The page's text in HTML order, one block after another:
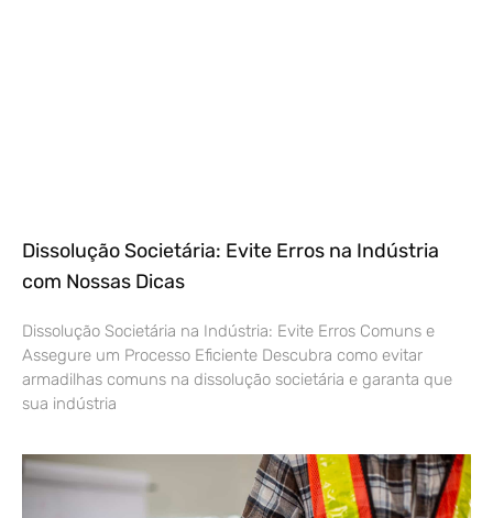
Dissolução Societária: Evite Erros na Indústria
com Nossas Dicas
Dissolução Societária na Indústria: Evite Erros Comuns e
Assegure um Processo Eficiente Descubra como evitar
armadilhas comuns na dissolução societária e garanta que
sua indústria